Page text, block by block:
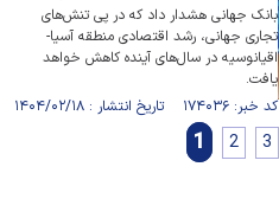
بانک جهانی هشدار داد که در پی تنش‌های
تجاری جهانی، رشد اقتصادی منطقه آسیا-
اقیانوسیه در سال‌های آینده کاهش خواهد
یافت.
کد خبر: ۱۷۴۰۳۶ تاریخ انتشار : ۱۴۰۴/۰۲/۱۸
1 2 3